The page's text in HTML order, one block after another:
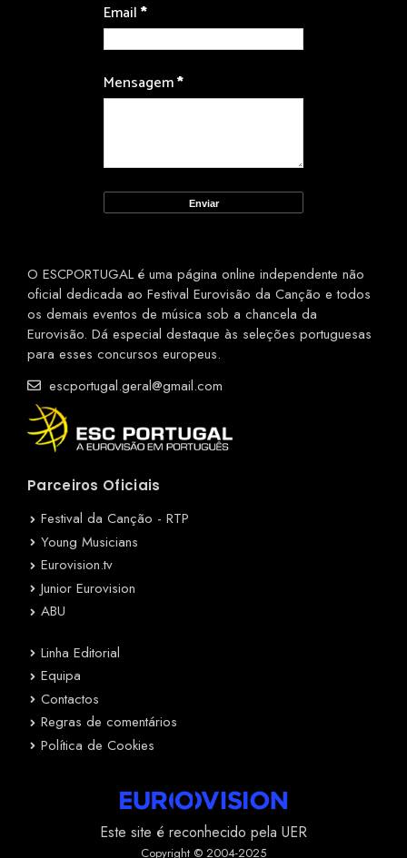
Email*
Mensagem*
O ESCPORTUGAL é uma página online independente não
oficial dedicada ao Festival Eurovisão da Canção e todos
os demais eventos de música sob a chancela da
Eurovisão. Dá especial destaque às seleções portuguesas
para esses concursos europeus.
escportugal.geral@gmail.com
Parceiros Oficiais
Festival da Canção - RTP
Young Musicians
Eurovision.tv
Junior Eurovision
ABU
Linha Editorial
Equipa
Contactos
Regras de comentários
Política de Cookies
Este site é reconhecido pela UER
Copyright © 2004-2025